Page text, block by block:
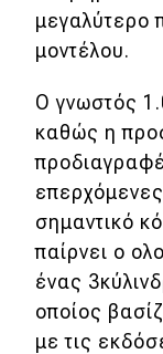
μεγαλύτερο
μοντέλου.
Ο γνωστός
καθώς η
σημαντικό
παίρνει ο
ένας
οποίος
με τις